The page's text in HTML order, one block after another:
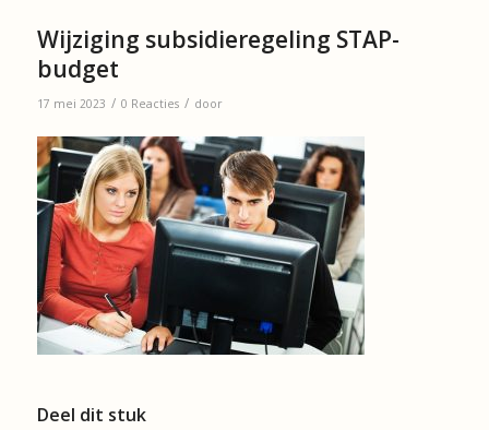
Wijziging subsidieregeling STAP-
budget
17 mei 2023 / 0 Reacties / door
Deel dit stuk